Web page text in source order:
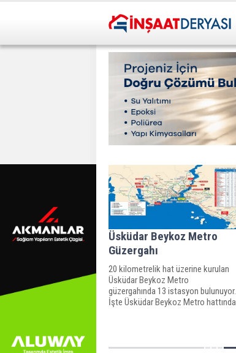
Üsküdar Beykoz Metro
Güzergahı
20 kilometrelik hat üzerine kurulan
Üsküdar Beykoz Metro
güzergahında 13 istasyon bulunuyor.
İşte Üsküdar Beykoz Metro hattında